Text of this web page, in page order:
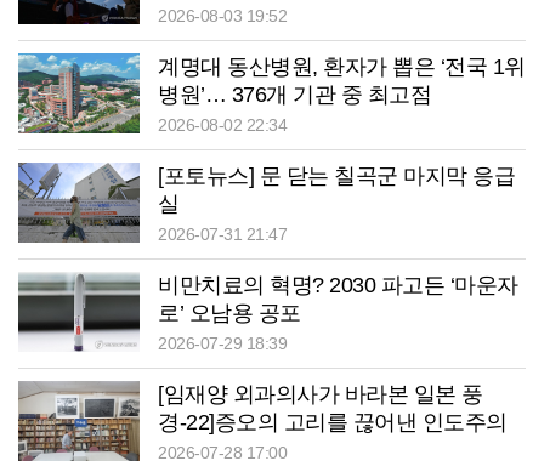
2026-08-03 19:52
계명대 동산병원, 환자가 뽑은 ‘전국 1위
병원’… 376개 기관 중 최고점
2026-08-02 22:34
[포토뉴스] 문 닫는 칠곡군 마지막 응급
실
2026-07-31 21:47
비만치료의 혁명? 2030 파고든 ‘마운자
로’ 오남용 공포
2026-07-29 18:39
[임재양 외과의사가 바라본 일본 풍
경-22]증오의 고리를 끊어낸 인도주의
의 기적, ‘중귀련’
2026-07-28 17:00